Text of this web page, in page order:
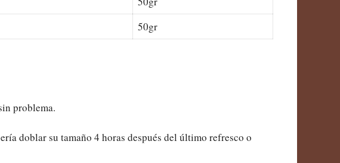
50gr
problema.
doblar su tamaño 4 horas después del último refresco o